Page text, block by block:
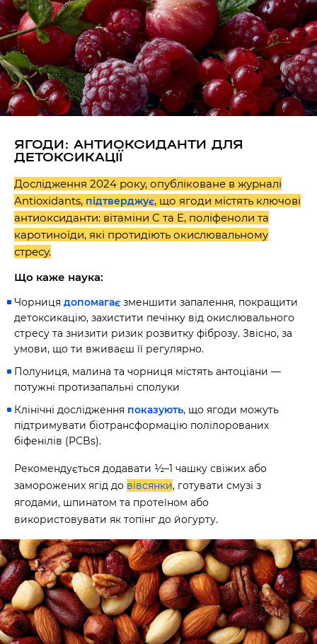
ЯГОДИ: АНТИОКСИДАНТИ ДЛЯ
ДЕТОКСИКАЦІЇ
Дослідження 2024 року, опубліковане в журналі
Antioxidants, підтверджує, що ягоди містять ключові
антиоксиданти: вітаміни C та E, поліфеноли та
каротиноїди, які протидіють окислювальному
стресу.
Що каже наука:
Чорниця допомагає зменшити запалення, покращити
детоксикацію, захистити печінку від окислювального
стресу та знизити ризик розвитку фіброзу. Звісно, за
умови, що ти вживаєш її регулярно.
Полуниця, малина та чорниця містять антоціани —
потужні протизапальні сполуки
Клінічні дослідження показують, що ягоди можуть
підтримувати біотрансформацію полілорованих
біфенілів (PCBs).
Рекомендується додавати ½–1 чашку свіжих або
заморожених ягід до вівсянки, готувати смузі з
ягодами, шпинатом та протеїном або
використовувати як топінг до йогурту.